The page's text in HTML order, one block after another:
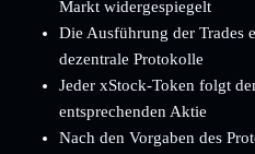
Markt widergespiegelt
Die Ausführung der Trades
dezentrale Protokolle
Jeder xStock-Token folgt
entsprechenden Aktie
Nach den Vorgaben des